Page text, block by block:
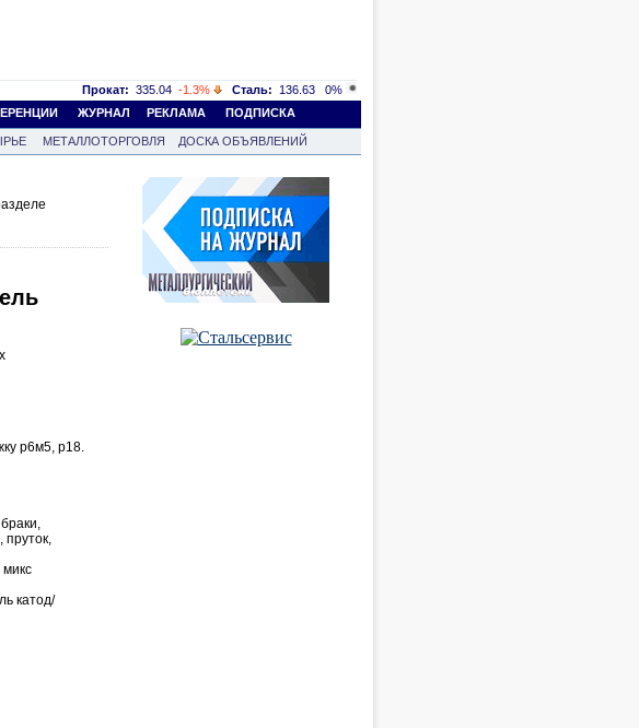
Прокат: 335.04 -1.3% Сталь: 136.63
0%
ЖУРНАЛ РЕКЛАМА ПОДПИСКА
МЕТАЛЛОТОРГОВЛЯ
ДОСКА ОБЪЯВЛЕНИЙ
р6м5, р18.
катод/